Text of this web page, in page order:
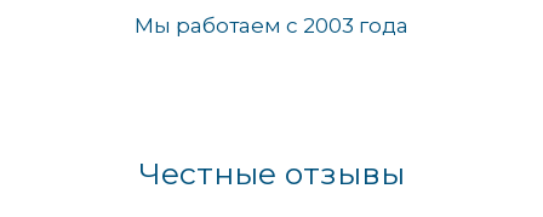
Мы работаем с 2003 года
Честные отзывы